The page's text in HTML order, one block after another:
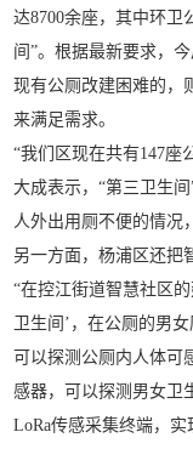
达8700余座，其中环卫
间”。根据最新要求，
现有公厕改建困难的，
来满足需求。
“我们区现在共有147座
大成表示，“第三卫生
人外出用厕不便的情况
另一方面，杨浦区还把
“在控江街道智慧社区
卫生间’，在公厕的男
可以探测公厕内人体可
感器，可以探测男女卫
LoRa传感采集终端，